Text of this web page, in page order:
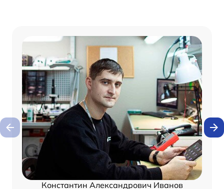
Константин Александрович Иванов